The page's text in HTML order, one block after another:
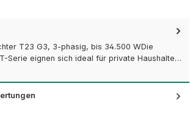
T23 G3, 3-phasig, bis 34.500 WDie
Serie eignen sich ideal für private Haushalte…